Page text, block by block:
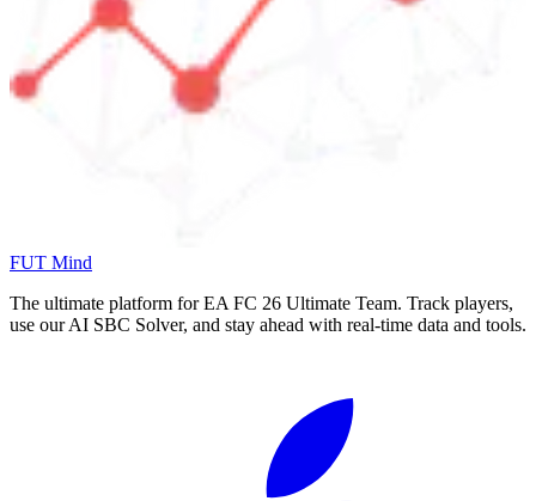
FUT Mind
The ultimate platform for EA FC 26 Ultimate Team. Track players,
use our AI SBC Solver, and stay ahead with real-time data and tools.